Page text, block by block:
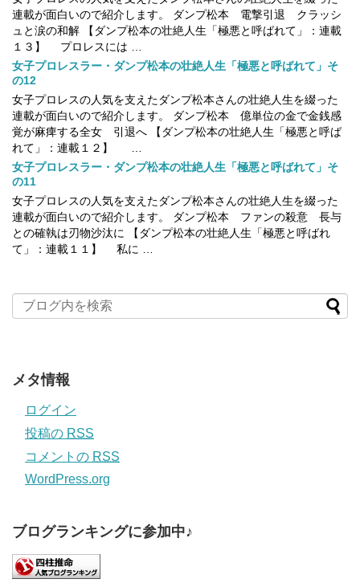
連載が面白いので紹介します。 ダンプ松本 電撃引退 クラッシ
ュと涙の和解 【ダンプ松本の壮絶人生「極悪と呼ばれて」：連載
１３】 プロレスには …
女子プロレスラー・ダンプ松本の壮絶人生「極悪と呼ばれて」そ
の12
女子プロレスの人気を支えたダンプ松本さんの壮絶人生を綴った
連載が面白いので紹介します。 ダンプ松本 億単位の金で金銭感
覚が麻痺する全女 引退へ 【ダンプ松本の壮絶人生「極悪と呼ば
れて」：連載１２】 …
女子プロレスラー・ダンプ松本の壮絶人生「極悪と呼ばれて」そ
の11
女子プロレスの人気を支えたダンプ松本さんの壮絶人生を綴った
連載が面白いので紹介します。 ダンプ松本 ファンの殺意 長与
との確執は刃物沙汰に 【ダンプ松本の壮絶人生「極悪と呼ばれ
て」：連載１１】 私に …
メタ情報
ログイン
投稿の RSS
コメントの RSS
WordPress.org
ブログランキングに参加中♪